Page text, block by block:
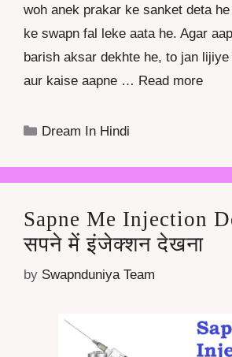
woh anek prakar ke sanket deta
ke swapn fal leke aata he. Agar
barish aksar dekhte he, to jan
aur kaise aapne … Read more
Categories
Dream In Hindi
Sapne Me Injection
सपने में इंजेक्शन देखना
by Swapnduniya Team